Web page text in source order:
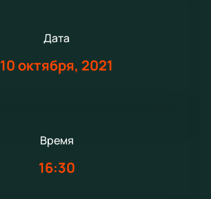
Дата
10 октября, 2021
Время
16:30